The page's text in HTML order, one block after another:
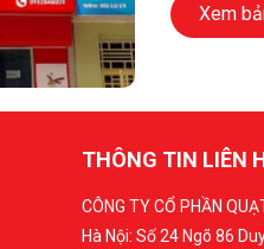
Xem
THÔNG TIN LIÊN
CÔNG TY CỔ PHẦN
Hà Nội: Số 24 Ngõ 86